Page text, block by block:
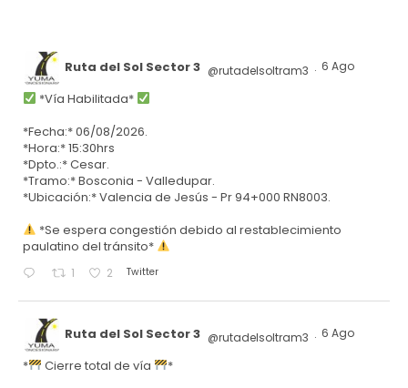
Ruta del Sol Sector 3 @rutadelsoltram3 · 6 Ago
*Vía Habilitada*
*Fecha:* 06/08/2026.
*Hora:* 15:30hrs
*Dpto.:* Cesar.
*Tramo:* Bosconia - Valledupar.
*Ubicación:* Valencia de Jesús - Pr 94+000 RN8003.
*Se espera congestión debido al restablecimiento
paulatino del tránsito*
1 2 Twitter
Ruta del Sol Sector 3 @rutadelsoltram3 · 6 Ago
* Cierre total de vía
*